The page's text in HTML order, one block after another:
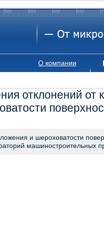
О компании
отклонений от
и шероховатости
машиностроительных